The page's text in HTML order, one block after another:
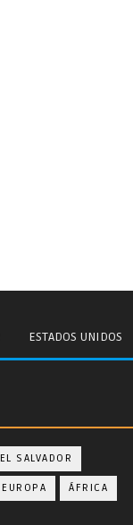
ESTADOS UNIDOS
EL SALVADOR
EUROPA ÁFRICA